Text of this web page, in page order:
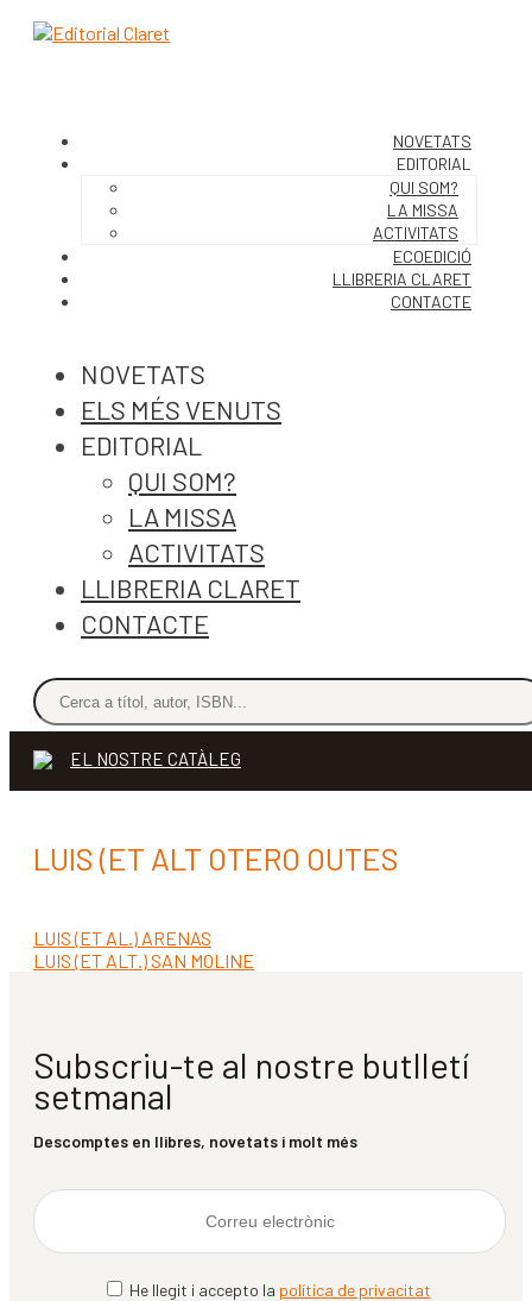
NOVETATS
EDITORIAL
QUI SOM?
LA MISSA
ACTIVITATS
ECOEDICIÓ
LLIBRERIA CLARET
CONTACTE
NOVETATS
ELS MÉS VENUTS
EDITORIAL
QUI SOM?
LA MISSA
ACTIVITATS
LLIBRERIA CLARET
CONTACTE
EL NOSTRE CATÀLEG
LUIS (ET ALT OTERO OUTES
Navegació
d'entrades
Entrada
anterior:
LUIS (ET AL.) ARENAS
Pròxima
LUIS (ET ALT.) SAN MOLINE
Subscriu-te al nostre butlletí
setmanal
Descomptes en llibres, novetats i molt més
He llegit i accepto la política de privacitat